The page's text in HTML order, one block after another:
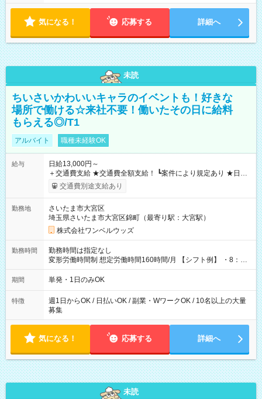
気になる！ 応募する 詳細へ
未読
ちいさいかわいいキャラのイベントも！好きな
場所で働ける☆来社不要！働いたその日に給料
もらえる◎/T1
アルバイト 職種未経験OK
給与
日給13,000円～
＋交通費支給 ★交通費全額支給！ ┗案件により規定あり ★日払
いOK！（規定あり） ┗働いたその日に現金GET♪ お仕事後はコ
ンビニATMから 日払い分を引き落とせます！ 【試用期間】試
交通費別途支給あり
勤務地
さいたま市大宮区
埼玉県さいたま市大宮区錦町（最寄り駅：大宮駅）
株式会社ワンベルウッズ
勤務時間
勤務時間は指定なし
変形労働時間制 想定労働時間160時間/月 【シフト例】 ・8：00
～21：00
期間 単発・1日のみOK
特徴
週1日からOK / 日払いOK / 副業・WワークOK / 10名以上の大量
募集
気になる！ 応募する 詳細へ
未読